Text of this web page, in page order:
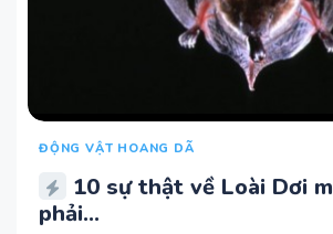
ĐỘNG VẬT HOANG DÃ
10 sự thật về Loài Dơi
phải...